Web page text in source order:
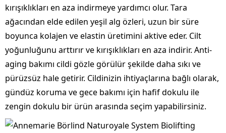
kırışıklıkları en aza indirmeye yardımcı olur. Tara
ağacından elde edilen yeşil alg özleri, uzun bir süre
boyunca kolajen ve elastin üretimini aktive eder. Cilt
yoğunluğunu arttırır ve kırışıklıkları en aza indirir. Anti-
aging bakımı cildi gözle görülür şekilde daha sıkı ve
pürüzsüz hale getirir. Cildinizin ihtiyaçlarına bağlı olarak,
gündüz koruma ve gece bakımı için hafif dokulu ile
zengin dokulu bir ürün arasında seçim yapabilirsiniz.